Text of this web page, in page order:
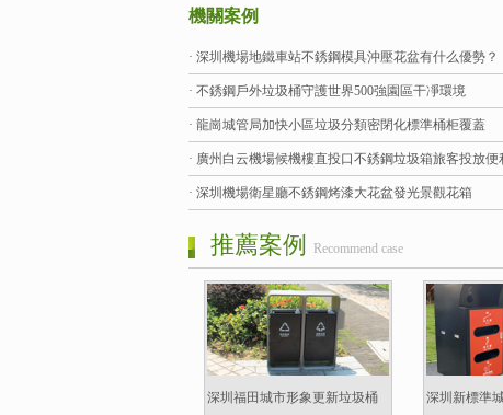
機關案例
· 深圳機場地鐵車站不銹鋼模具沖壓花盆有什么優勢？
· 不銹鋼戶外垃圾桶守護世界500強園區干凈環境
· 龍崗城管局加快小區垃圾分類密閉化標準桶柜覆蓋
· 廣州白云機場候機樓直投口不銹鋼垃圾箱旅客投放便
· 深圳機場衛星廳不銹鋼烤漆大花盆發光景觀花箱
推薦案例 Recommend case
深圳福田城市形象更新垃圾桶
深圳新標準